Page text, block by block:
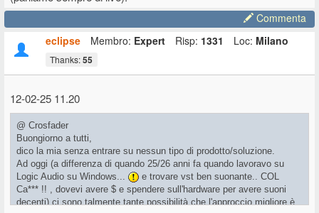
Commenta
eclipse
Membro: Expert Risp: 1331 Loc: Milano
Thanks:55
12-02-25 11.20
@ Crosfader
Buongiorno a tutti,
dico la mia senza entrare su nessun tipo di prodotto/soluzione.
Ad oggi (a differenza di quando 25/26 anni fa quando lavoravo su
Logic Audio su Windows...
e trovare vst ben suonante.. COL
Ca*** !! , dovevi avere $ e spendere sull'hardware per avere suoni
decenti) ci sono talmente tante possibilità che l'approccio migliore è